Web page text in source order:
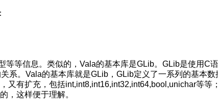
等信息。类似的，Vala的基本库是GLib。GLib是使用C
系。Vala的基本库就是GLib，GLib定义了一系列的基本数
又有扩充，包括int,int8,int16,int32,int64,bool,unichar等等
，这样便于理解。